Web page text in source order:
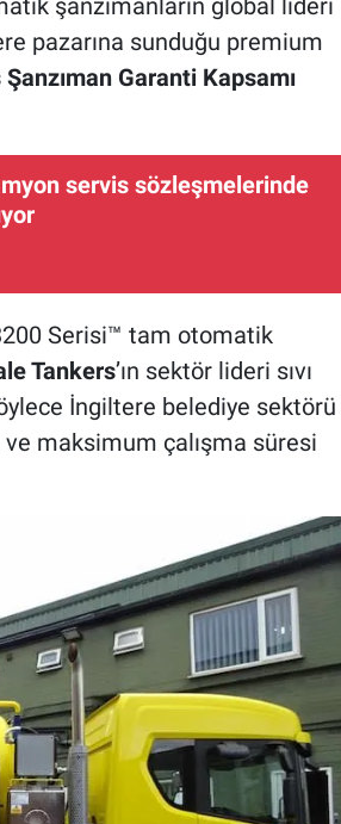
şanzımanların global lideri
pazarına sunduğu premium
Garanti Kapsamı
servis sözleşmelerinde
Serisi™ tam otomatik
Tankers’ın sektör lideri sıvı
İngiltere belediye sektörü
ve maksimum çalışma süresi